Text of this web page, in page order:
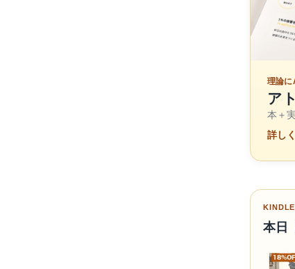
理論に
ア
本＋
詳し
本日